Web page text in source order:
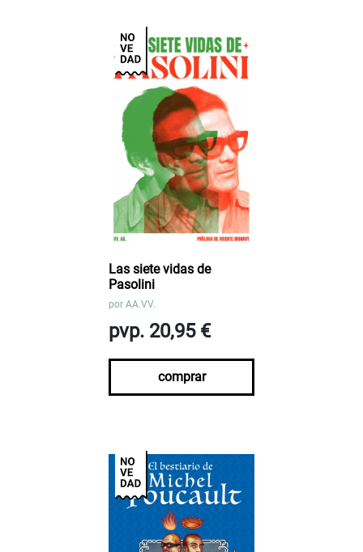
Las siete vidas de
Pasolini
por AA.VV.
pvp. 20,95 €
comprar